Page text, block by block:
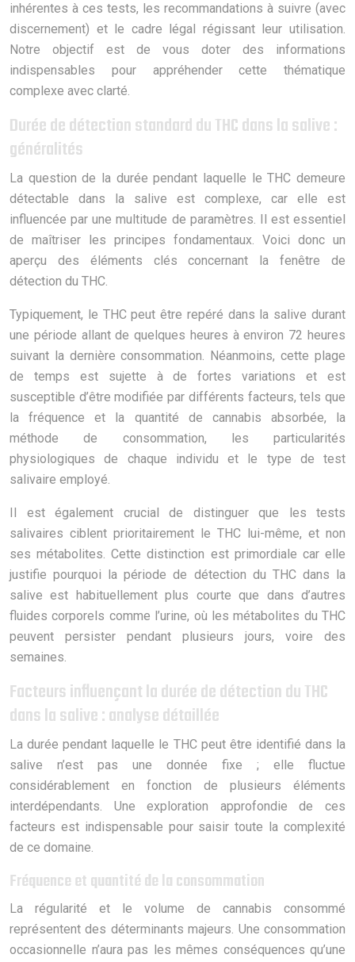
inhérentes à ces tests, les recommandations à suivre (avec
discernement) et le cadre légal régissant leur utilisation.
Notre objectif est de vous doter des informations
indispensables pour appréhender cette thématique
complexe avec clarté.
Durée de détection standard du THC dans la salive :
généralités
La question de la durée pendant laquelle le THC demeure
détectable dans la salive est complexe, car elle est
influencée par une multitude de paramètres. Il est essentiel
de maîtriser les principes fondamentaux. Voici donc un
aperçu des éléments clés concernant la fenêtre de
détection du THC.
Typiquement, le THC peut être repéré dans la salive durant
une période allant de quelques heures à environ 72 heures
suivant la dernière consommation. Néanmoins, cette plage
de temps est sujette à de fortes variations et est
susceptible d’être modifiée par différents facteurs, tels que
la fréquence et la quantité de cannabis absorbée, la
méthode de consommation, les particularités
physiologiques de chaque individu et le type de test
salivaire employé.
Il est également crucial de distinguer que les tests
salivaires ciblent prioritairement le THC lui-même, et non
ses métabolites. Cette distinction est primordiale car elle
justifie pourquoi la période de détection du THC dans la
salive est habituellement plus courte que dans d’autres
fluides corporels comme l’urine, où les métabolites du THC
peuvent persister pendant plusieurs jours, voire des
semaines.
Facteurs influençant la durée de détection du THC
dans la salive : analyse détaillée
La durée pendant laquelle le THC peut être identifié dans la
salive n’est pas une donnée fixe ; elle fluctue
considérablement en fonction de plusieurs éléments
interdépendants. Une exploration approfondie de ces
facteurs est indispensable pour saisir toute la complexité
de ce domaine.
Fréquence et quantité de la consommation
La régularité et le volume de cannabis consommé
représentent des déterminants majeurs. Une consommation
occasionnelle n’aura pas les mêmes conséquences qu’une